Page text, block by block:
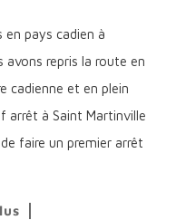
en pays cadien à
repris la route en
cadienne et en plein
arrêt à Saint Martinville
faire un premier arrêt